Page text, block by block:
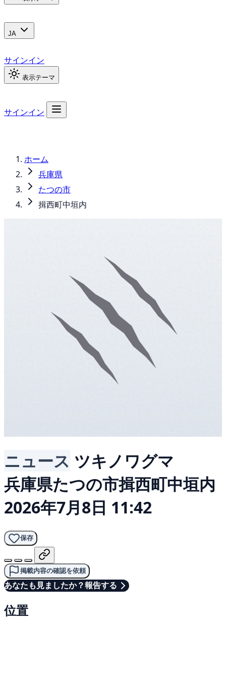
JA
サインイン
表示テーマ
サインイン
ホーム
兵庫県
たつの市
揖西町中垣内
ニュース ツキノワグマ
兵庫県たつの市揖西町中垣内
2026年7月8日 11:42
保存
掲載内容の確認を依頼
あなたも見ましたか？報告する
位置